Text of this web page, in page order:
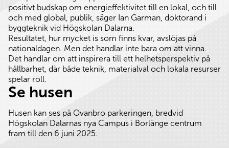
positivt budskap om energieffektivitet till en lokal, och till
och med global, publik, säger Ian Garman, doktorand i
byggteknik vid Högskolan Dalarna.
Resultatet, hur mycket is som finns kvar, avslöjas på
nationaldagen. Men det handlar inte bara om att vinna.
Det handlar om att inspirera till ett helhetsperspektiv på
hållbarhet, där både teknik, materialval och lokala resurser
spelar roll.
Se husen
Husen kan ses på Ovanbro parkeringen, bredvid
Högskolan Dalarnas nya Campus i Borlänge centrum
fram till den 6 juni 2025.